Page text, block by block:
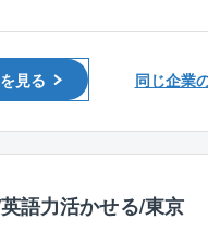
年に1回「どのような
ンケートを実施してお
◎国内一時帰国権利に
■1級または2級土木施
■海外での施工管理経験
見る 同じ企業
語力活かせる/東京